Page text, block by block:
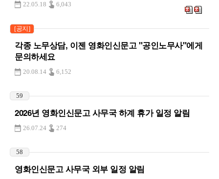
22.05.18 6,043
[공지]
각종 노무상담, 이젠 영화인신문고 "공인노무사"에게
문의하세요
20.08.14 6,152
59
2026년 영화인신문고 사무국 하계 휴가 일정 알림
26.07.24 274
58
영화인신문고 사무국 외부 일정 알림